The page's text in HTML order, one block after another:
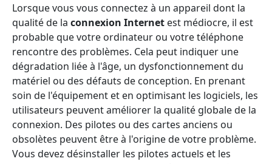
Lorsque vous vous connectez à un appareil dont la
qualité de la connexion Internet est médiocre, il est
probable que votre ordinateur ou votre téléphone
rencontre des problèmes. Cela peut indiquer une
dégradation liée à l'âge, un dysfonctionnement du
matériel ou des défauts de conception. En prenant
soin de l'équipement et en optimisant les logiciels, les
utilisateurs peuvent améliorer la qualité globale de la
connexion. Des pilotes ou des cartes anciens ou
obsolètes peuvent être à l'origine de votre problème.
Vous devez désinstaller les pilotes actuels et les